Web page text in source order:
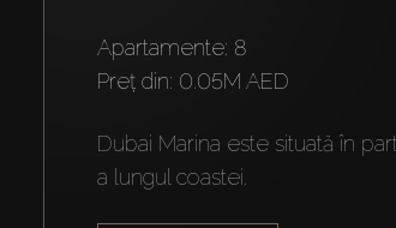
Apartamente: 8
preț din: 0.05M AED
Dubai Marina este situată în
a lungul coastei.